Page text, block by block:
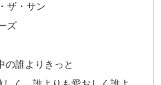
ザ・サン
ズ
の誰よりきっと